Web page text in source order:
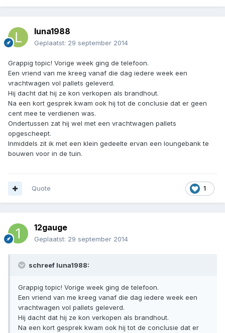
luna1988
Geplaatst: 29 september 2014
Grappig topic! Vorige week ging de telefoon.
Een vriend van me kreeg vanaf die dag iedere week een
vrachtwagen vol pallets geleverd.
Hij dacht dat hij ze kon verkopen als brandhout.
Na een kort gesprek kwam ook hij tot de conclusie dat er geen
cent mee te verdienen was.
Ondertussen zat hij wel met een vrachtwagen pallets
opgescheept.
Inmiddels zit ik met een klein gedeelte ervan een loungebank te
bouwen voor in de tuin.
1
Quote
12gauge
Geplaatst: 29 september 2014
schreef luna1988:
Grappig topic! Vorige week ging de telefoon.
Een vriend van me kreeg vanaf die dag iedere week een
vrachtwagen vol pallets geleverd.
Hij dacht dat hij ze kon verkopen als brandhout.
Na een kort gesprek kwam ook hij tot de conclusie dat er